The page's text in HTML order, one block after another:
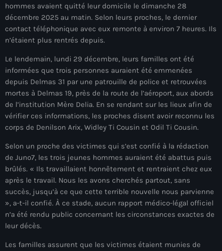
Archives
août 2026
juillet 2026
juin 2026
mai 2026
février 2026
janvier 2026
décembre 2025
novembre 2025
hommes avaient quitté leur domicile le dimanche 28
décembre 2025 au matin. Selon leurs proches, le dernier
contact téléphonique avec eux remonte à environ 7 heures. Ils
n’étaient plus rentrés depuis.
Le lendemain, lundi 29 décembre, leurs familles ont été
informées que trois personnes auraient été emmenées
depuis Delmas 31 par une patrouille de police et retrouvées
mortes à Delmas 19, près de la route de l’aéroport, aux abords
de l’institution Mère Delia. En se rendant sur les lieux afin de
vérifier ces informations, les proches disent avoir reconnu les
corps de Denilson Arix, Widley Ti Cousin et Odil Ti Cousin.
Selon un proche des victimes qui s’est confié à la rédaction
de Juno7, les trois jeunes hommes auraient été abattus puis
brûlés. « Ils travaillaient honnêtement et rentraient chez eux
après le travail. Nous les avons cherchés partout, sans
succès, jusqu’à ce que cette terrible nouvelle nous parvienne
», a-t-il confié. À ce stade, aucun rapport médico-légal officiel
n’a été rendu public concernant les circonstances exactes de
leur décès.
Les familles assurent que les victimes étaient munies de